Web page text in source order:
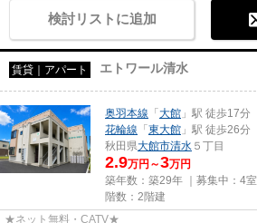
検討リストに追加
賃貸｜アパート エトワール清水
奥羽本線 「 大館 」駅 徒歩17分
花輪線 「 東大館 」駅 徒歩26分
秋田県大館市清水 ５丁目
2.9万円～3万円
築年数：築29年 ｜募集中： 4室
階数：2階建
★ネット無料・CATV★